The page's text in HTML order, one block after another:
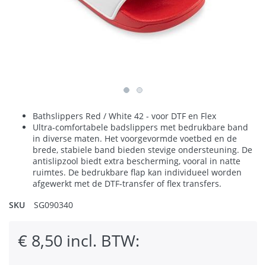
Bathslippers Red / White 42 - voor DTF en Flex
Ultra-comfortabele badslippers met bedrukbare band
in diverse maten. Het voorgevormde voetbed en de
brede, stabiele band bieden stevige ondersteuning. De
antislipzool biedt extra bescherming, vooral in natte
ruimtes. De bedrukbare flap kan individueel worden
afgewerkt met de DTF-transfer of flex transfers.
SKU
SG090340
€ 8,50 incl. BTW: